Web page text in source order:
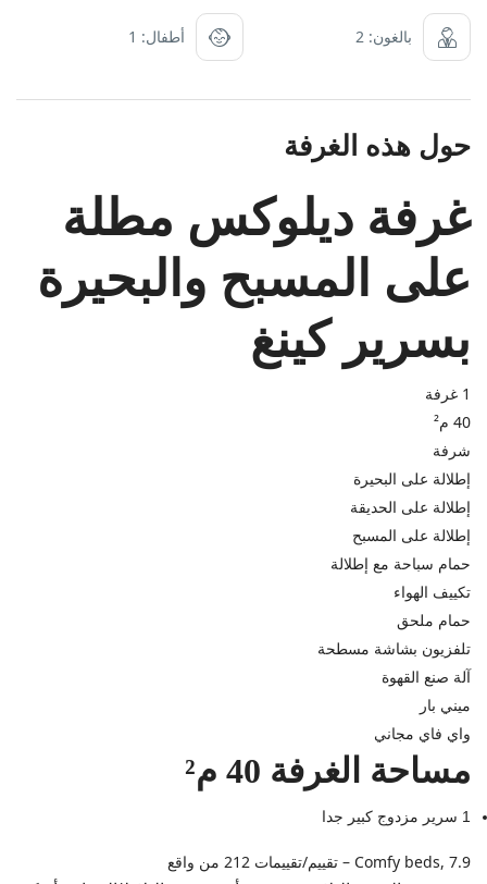
بالغون: 2 أطفال: 1
حول هذه الغرفة
غرفة ديلوكس مطلة
على المسبح والبحيرة
بسرير كينغ
1 غرفة
40 م²
شرفة
إطلالة على البحيرة
إطلالة على الحديقة
إطلالة على المسبح
حمام سباحة مع إطلالة
تكييف الهواء
حمام ملحق
تلفزيون بشاشة مسطحة
آلة صنع القهوة
ميني بار
واي فاي مجاني
مساحة الغرفة 40 م²
1 سرير مزدوج كبير جدا
Comfy beds, 7.9 – تقييم/تقييمات 212 من واقع